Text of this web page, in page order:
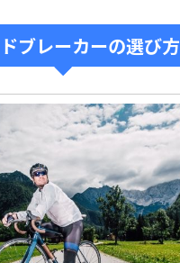
ブレーカーの選び方